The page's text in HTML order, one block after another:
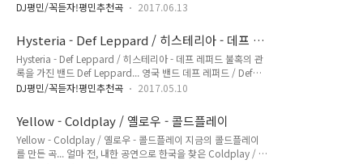
다. 기계적으로 잘 치지만, 느낌을 놓치지 않는다. 그가 연주하는
은 테크닉 플레이가 난무하는 세상에선 굉장히 수수하..
가장 먼저 떠오르는 곡이 이 곡인데, 이유라면 가장 먼저 접하게
시절의 저는 나이 차이가 크게 나는 형과 누나 덕에 접할 수 있는
음악의 폭이 굉장히 넓었습니다. 가요보다 팝을 먼저 접했고, 퀸,
레드 제플린, 마이클 잭슨 등... 형과 누나의 컬렉션을 자연스럽
게 꿀꺽했었죠. ㅎㅎㅎ 그 수많은 곡 중에 가장 처음으로 가사를
외웠던 곡이 바로 이 'Love Of My Life' 입니다. 특별히 음악적인
딱 맞아 ..
DJ평민/꼭듣자!평민추천곡 2017.06.13
Hysteria - Def Leppard / 히스테리아 - 데프 레
퍼드
Hysteria - Def Leppard / 히스테리아 - 데프 레퍼드 불혹의 관
록을 가진 밴드 Def Leppard... 영국 밴드 데프 레퍼드 / Def
Leppard 는 1977 년에 결성된 후, 지금까지 활동하고 있는 장
말 많은 우여곡절을 겪은 밴드죠. 특히 기타를 맡고 있던 스티브
클락의 알콜 중독 사망이나, 드럼의 릭 알렌의 교통사고는 충격
이었죠. 새로운 멤버 비비안 캠벨이 합류하고, 한쪽 팔을 잃은 릭
알렌이 드러머로 재기에 성공하면서 밴드는 안정을 찾아갔습니
DJ평민/꼭듣자!평민추천곡 2017.05.10
Yellow - Coldplay / 옐로우 - 콜드플레이
Yellow - Coldplay / 옐로우 - 콜드플레이 지금의 콜드플레이
를 만든 곡... 얼마 전, 내한 공연으로 한국을 찾은 Coldplay / 콜